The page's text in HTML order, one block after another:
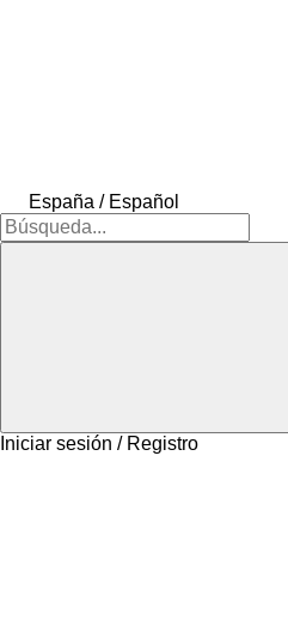
España / Español
Iniciar sesión / Registro